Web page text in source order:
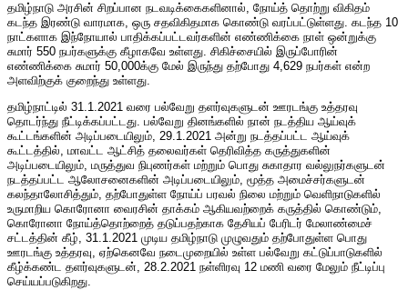
தமிழ்நாடு அரசின் சிறப்பான நடவடிக்கைகளினால், நோய்த் தொற்று விகிதம்
கடந்த இரண்டு வாரமாக, ஒரு சதவிகிதமாக கொண்டு வரப்பட்டுள்ளது. கடந்த 10
நாட்களாக இந்நோயால் பாதிக்கப்பட்டவர்களின் எண்ணிக்கை நாள் ஒன்றுக்கு
சுமார் 550 நபர்களுக்கு கீழாகவே உள்ளது. சிகிச்சையில் இருப்போரின்
எண்ணிக்கை சுமார் 50,000க்கு மேல் இருந்து தற்போது 4,629 நபர்கள் என்ற
அளவிற்குக் குறைந்து உள்ளது.
தமிழ்நாட்டில் 31.1.2021 வரை பல்வேறு தளர்வுகளுடன் ஊரடங்கு உத்தரவு
தொடர்ந்து நீட்டிக்கப்பட்டது. பல்வேறு தினங்களில் நான் நடத்திய ஆய்வுக்
கூட்டங்களின் அடிப்படையிலும், 29.1.2021 அன்று நடத்தப்பட்ட ஆய்வுக்
கூட்டத்தில், மாவட்ட ஆட்சித் தலைவர்கள் தெரிவித்த கருத்துகளின்
அடிப்படையிலும், மருத்துவ நிபுணர்கள் மற்றும் பொது சுகாதார வல்லுநர்களுடன்
நடத்தப்பட்ட ஆலோசனைகளின் அடிப்படையிலும், மூத்த அமைச்சர்களுடன்
கலந்தாலோசித்தும், தற்போதுள்ள நோய்ப் பரவல் நிலை மற்றும் வெளிநாடுகளில்
உருமாறிய கொரோனா வைரசின் தாக்கம் ஆகியவற்றைக் கருத்தில் கொண்டும்,
கொரோனா நோய்த்தொற்றைத் தடுப்பதற்காக தேசியப் பேரிடர் மேலாண்மைச்
சட்டத்தின் கீழ், 31.1.2021 முடிய தமிழ்நாடு முழுவதும் தற்போதுள்ள பொது
ஊரடங்கு உத்தரவு, ஏற்கெனவே நடைமுறையில் உள்ள பல்வேறு கட்டுப்பாடுகளில்
கீழ்க்கண்ட தளர்வுகளுடன், 28.2.2021 நள்ளிரவு 12 மணி வரை மேலும் நீட்டிப்பு
செய்யப்படுகிறது.